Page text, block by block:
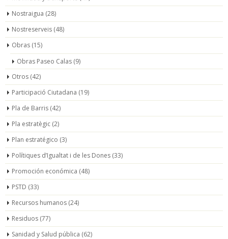
Nostraigua (28)
Nostreserveis (48)
Obras (15)
Obras Paseo Calas (9)
Otros (42)
Participació Ciutadana (19)
Pla de Barris (42)
Pla estratègic (2)
Plan estratégico (3)
Polítiques d’Igualtat i de les Dones (33)
Promoción económica (48)
PSTD (33)
Recursos humanos (24)
Residuos (77)
Sanidad y Salud pública (62)